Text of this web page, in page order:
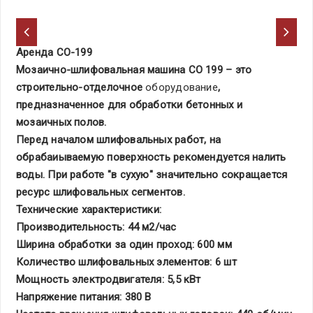
Аренда СО-199
Мозаично-шлифовальная машина СО 199 – это
строительно-отделочноеоборудование,
предназначенное для обработки бетонных и
мозаичных полов.
Перед началом шлифовальных работ, на
обрабаиываемую поверхность рекомендуется налить
воды. При работе "в сухую" значительно сокращается
ресурс шлифовальных сегментов.
Технические характеристики:
Производительность: 44 м2/час
Ширина обработки за один проход: 600 мм
Количество шлифовальных элементов: 6 шт
Мощность электродвигателя: 5,5 кВт
Напряжение питания: 380 В